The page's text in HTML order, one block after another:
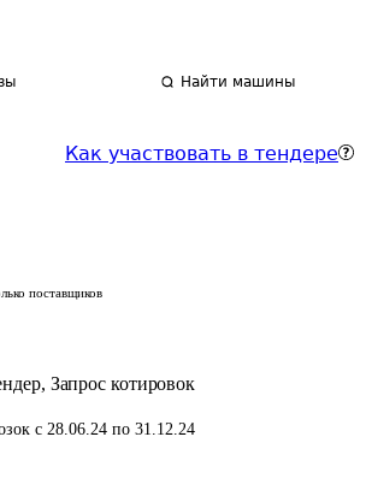
Найти машины
Как участвовать в тендере
поставщиков
, Запрос котировок
с 28.06.24 по 31.12.24